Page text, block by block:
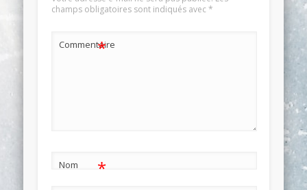
champs obligatoires sont indiqués avec*
Commentaire
*
Nom *